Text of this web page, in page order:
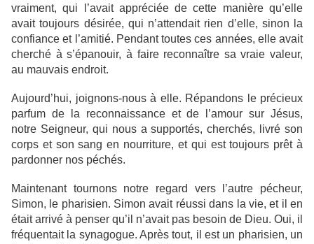
vraiment, qui l’avait appréciée de cette manière qu’elle
avait toujours désirée, qui n’attendait rien d’elle, sinon la
confiance et l’amitié. Pendant toutes ces années, elle avait
cherché à s’épanouir, à faire reconnaître sa vraie valeur,
au mauvais endroit.
Aujourd’hui, joignons-nous à elle. Répandons le précieux
parfum de la reconnaissance et de l’amour sur Jésus,
notre Seigneur, qui nous a supportés, cherchés, livré son
corps et son sang en nourriture, et qui est toujours prêt à
pardonner nos péchés.
Maintenant tournons notre regard vers l’autre pécheur,
Simon, le pharisien. Simon avait réussi dans la vie, et il en
était arrivé à penser qu’il n’avait pas besoin de Dieu. Oui, il
fréquentait la synagogue. Après tout, il est un pharisien, un